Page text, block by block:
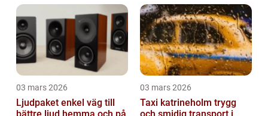
03 mars 2026
Ljudpaket enkel väg till
03 mars 2026
Taxi katrineholm trygg